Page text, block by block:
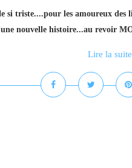
si triste....pour les amoureux
nouvelle histoire...au revoir
Lire la suite